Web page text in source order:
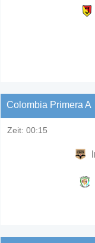
Colombia Primera A
Zeit: 00:15